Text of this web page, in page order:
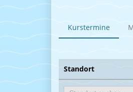
Kurstermine
Standort